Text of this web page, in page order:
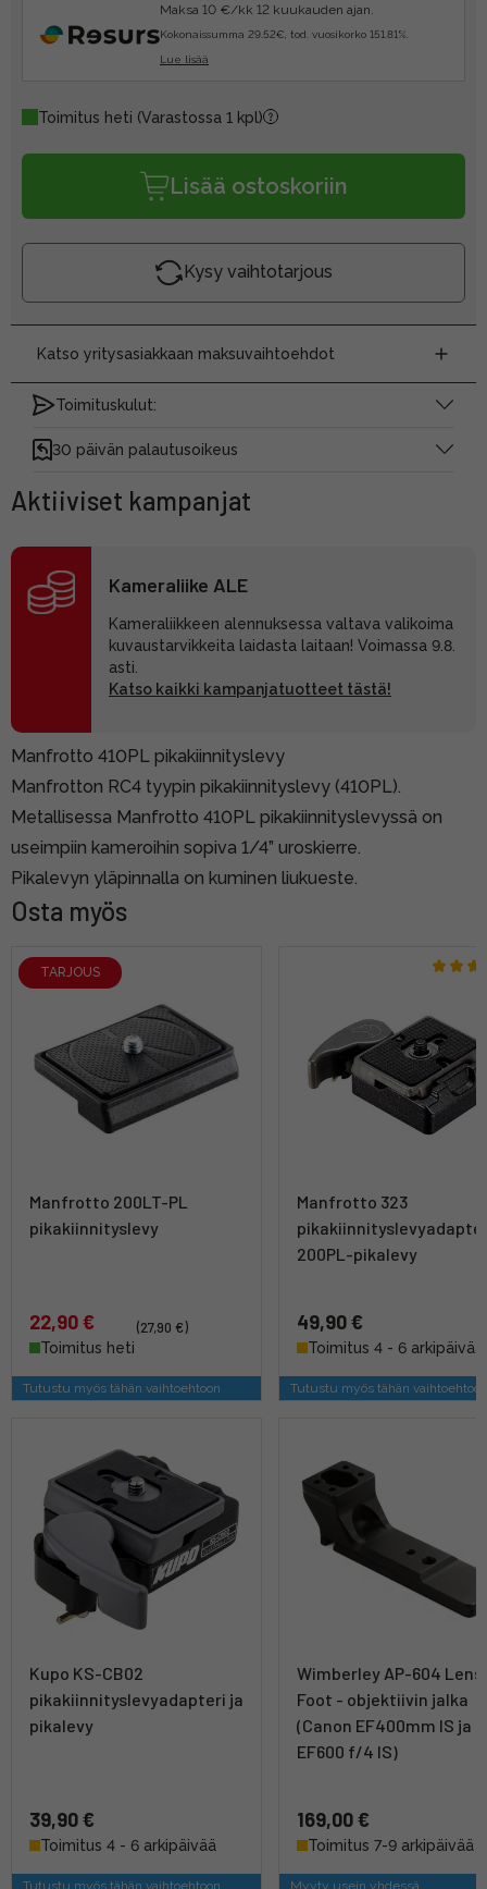
Maksa 10 €/kk 12 kuukauden ajan.
Kokonaissumma 29.52€, tod. vuosikorko 151.81%.
Lue lisää
Toimitus heti (Varastossa 1 kpl)
Lisää ostoskoriin
Kysy vaihtotarjous
Katso yritysasiakkaan maksuvaihtoehdot
Toimituskulut:
30 päivän palautusoikeus
Aktiiviset kampanjat
Kameraliike ALE
Kameraliikkeen alennuksessa valtava valikoima
kuvaustarvikkeita laidasta laitaan! Voimassa 9.8.
asti.
Katso kaikki kampanjatuotteet tästä!
Manfrotto 410PL pikakiinnityslevy
Manfrotton RC4 tyypin pikakiinnityslevy (410PL).
Metallisessa Manfrotto 410PL pikakiinnityslevyssä on
useimpiin kameroihin sopiva 1/4” uroskierre.
Pikalevyn yläpinnalla on kuminen liukueste.
Osta myös
TARJOUS
Manfrotto 200LT-PL
pikakiinnityslevy
22,90 €
(27,90 €)
Toimitus heti
Tutustu myös tähän vaihtoehtoon
Manfrotto 323
200PL-pikalevy
49,90 €
Toimitus 4 - 6 arkipäivää
Tutustu myös tähän
Kupo KS-CB02
pikakiinnityslevyadapteri ja
pikalevy
39,90 €
Toimitus 4 - 6 arkipäivää
Tutustu myös tähän vaihtoehtoon
Wimberley AP-604 Lens
Foot - objektiivin jalka
(Canon EF400mm IS ja
EF600 f/4 IS)
169,00 €
Toimitus 7-9 arkipäivää
Myyty usein yhdessä